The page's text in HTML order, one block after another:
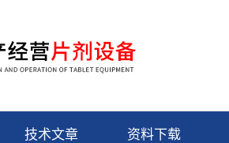
技术文章 资料下载